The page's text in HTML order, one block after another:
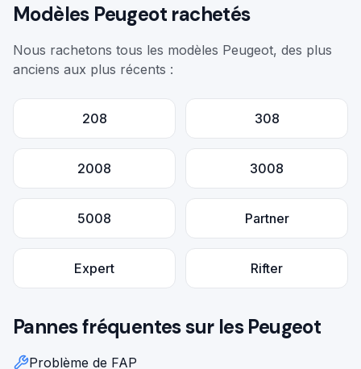
Modèles Peugeot rachetés
Nous rachetons tous les modèles Peugeot, des plus
anciens aux plus récents :
208 308
2008 3008
5008 Partner
Expert Rifter
Pannes fréquentes sur lesPeugeot
Problème de FAP